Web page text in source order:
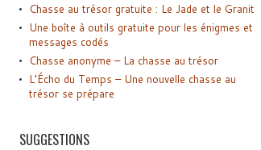
Chasse au trésor gratuite : Le Jade et le Granit
Une boîte à outils gratuite pour les énigmes et
messages codés
Chasse anonyme – La chasse au trésor
L’Écho du Temps – Une nouvelle chasse au
trésor se prépare
SUGGESTIONS